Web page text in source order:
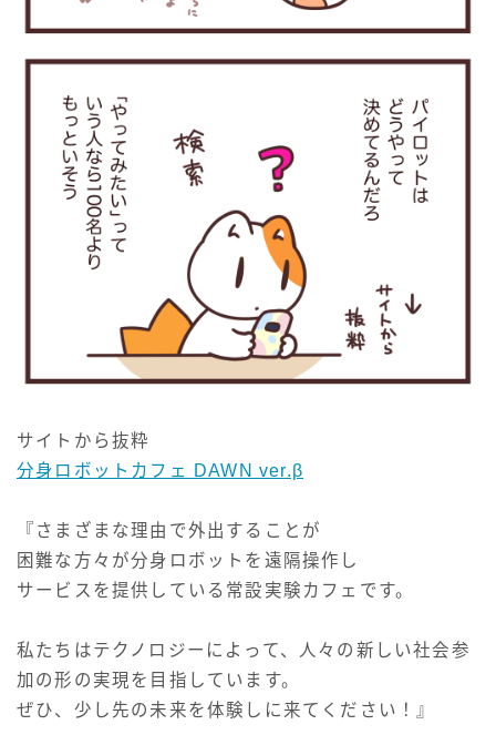
サイトから抜粋
分身ロボットカフェ DAWN ver.β
『さまざまな理由で外出することが
困難な方々が分身ロボットを遠隔操作し
サービスを提供している常設実験カフェです。
私たちはテクノロジーによって、人々の新しい社会参
加の形の実現を目指しています。
ぜひ、少し先の未来を体験しに来てください！』